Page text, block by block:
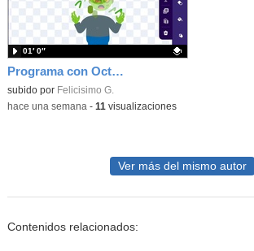
Programa con OctoStudio, un juego homenajeando al House of the dead con Zombies
Contenido educativo.
subido por Felicisimo G.
01′ 0″
-hace una semana - 11 visualizaciones
Ver más del mismo autor
Contenidos relacionados: